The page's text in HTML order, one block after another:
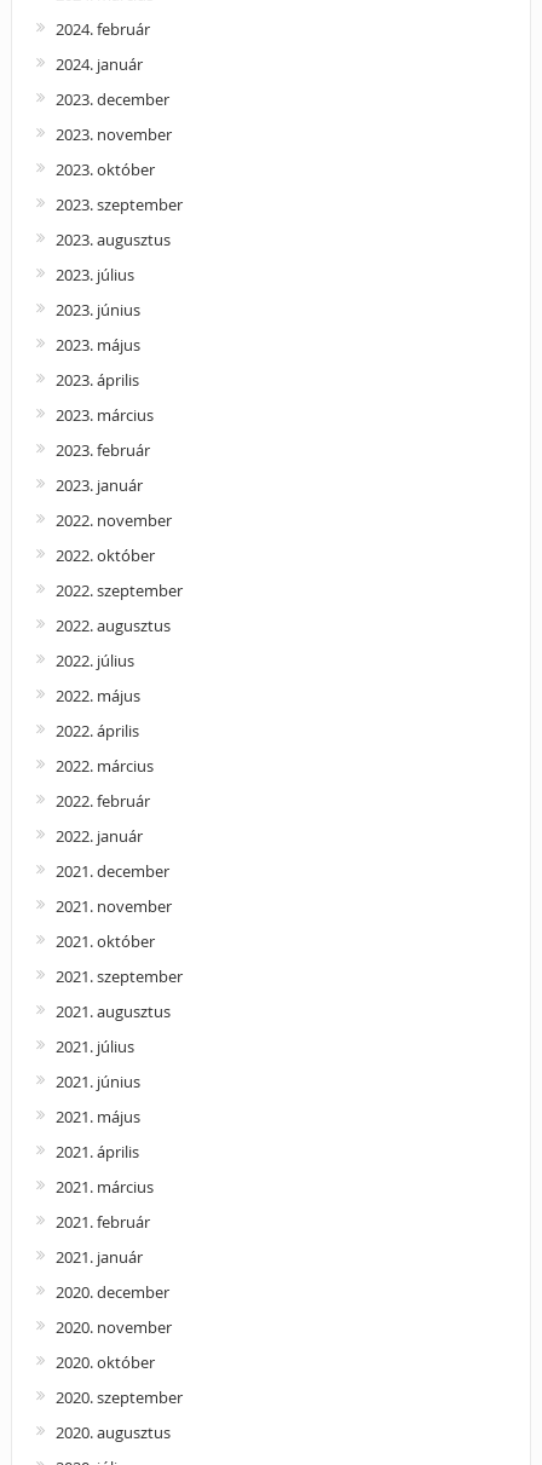
2024. február
2024. január
2023. december
2023. november
2023. október
2023. szeptember
2023. augusztus
2023. július
2023. június
2023. május
2023. április
2023. március
2023. február
2023. január
2022. november
2022. október
2022. szeptember
2022. augusztus
2022. július
2022. május
2022. április
2022. március
2022. február
2022. január
2021. december
2021. november
2021. október
2021. szeptember
2021. augusztus
2021. július
2021. június
2021. május
2021. április
2021. március
2021. február
2021. január
2020. december
2020. november
2020. október
2020. szeptember
2020. augusztus